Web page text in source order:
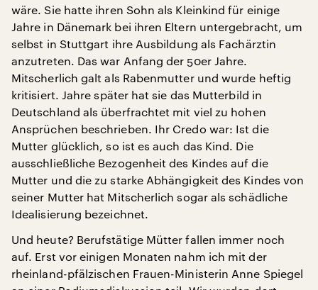
wäre. Sie hatte ihren Sohn als Kleinkind für einige
Jahre in Dänemark bei ihren Eltern untergebracht, um
selbst in Stuttgart ihre Ausbildung als Fachärztin
anzutreten. Das war Anfang der 50er Jahre.
Mitscherlich galt als Rabenmutter und wurde heftig
kritisiert. Jahre später hat sie das Mutterbild in
Deutschland als überfrachtet mit viel zu hohen
Ansprüchen beschrieben. Ihr Credo war: Ist die
Mutter glücklich, so ist es auch das Kind. Die
ausschließliche Bezogenheit des Kindes auf die
Mutter und die zu starke Abhängigkeit des Kindes von
seiner Mutter hat Mitscherlich sogar als schädliche
Idealisierung bezeichnet.
Und heute? Berufstätige Mütter fallen immer noch
auf. Erst vor einigen Monaten nahm ich mit der
rheinland-pfälzischen Frauen-Ministerin Anne Spiegel